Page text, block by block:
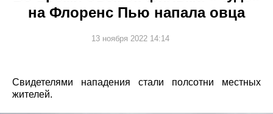
на Флоренс Пью напала овца
13 ноября 2022 14:14
Свидетелями нападения стали полсотни местных
жителей.